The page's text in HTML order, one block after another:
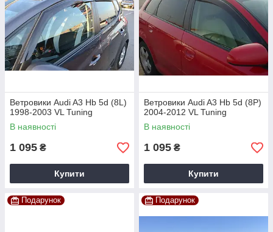
Ветровики Audi A3 Hb 5d (8L)
1998-2003 VL Tuning
В наявності
1 095 ₴
Купити
Ветровики Audi A3 Hb 5d (8P)
2004-2012 VL Tuning
В наявності
1 095 ₴
Купити
Подарунок Подарунок